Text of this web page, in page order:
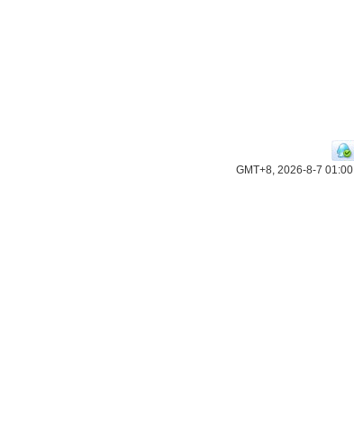
GMT+8, 2026-8-7 01:00